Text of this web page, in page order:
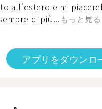
all'estero e mi
di più... もっと見る
アプリをダウンロ